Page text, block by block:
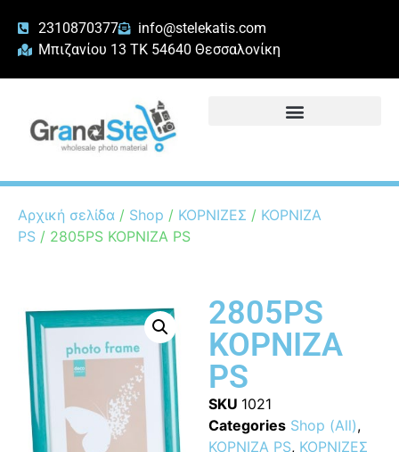
2310870377
info@stelekatis.com
Μπιζανίου 13 ΤΚ 54640 Θεσσαλονίκη
Αρχική σελίδα / Shop / ΚΟΡΝΙΖΕΣ / ΚΟΡΝΙΖΑ
PS / 2805PS ΚΟΡΝΙΖΑ ΡS
2805PS
ΚΟΡΝΙΖΑ
ΡS
SKU 1021
Categories Shop (All),
ΚΟΡΝΙΖΑ PS, ΚΟΡΝΙΖΕΣ